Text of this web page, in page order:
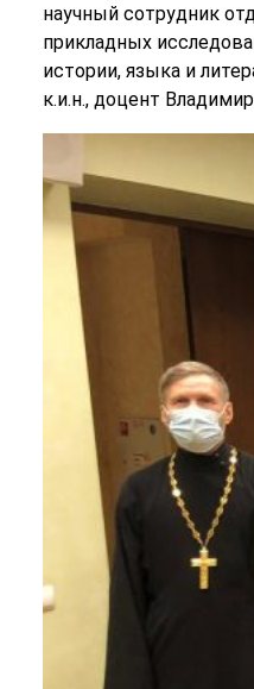
научный сотрудник
прикладных
истории, языка и
к.и.н., доцент